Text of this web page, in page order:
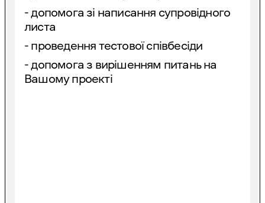
- допомога зі написання супровідного
листа
- проведення тестової співбесіди
- допомога з вирішенням питань на
Вашому проекті